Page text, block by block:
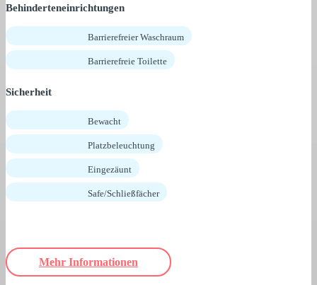
Behinderteneinrichtungen
Barrierefreier Waschraum
Barrierefreie Toilette
Sicherheit
Bewacht
Platzbeleuchtung
Eingezäunt
Safe/Schließfächer
Mehr Informationen